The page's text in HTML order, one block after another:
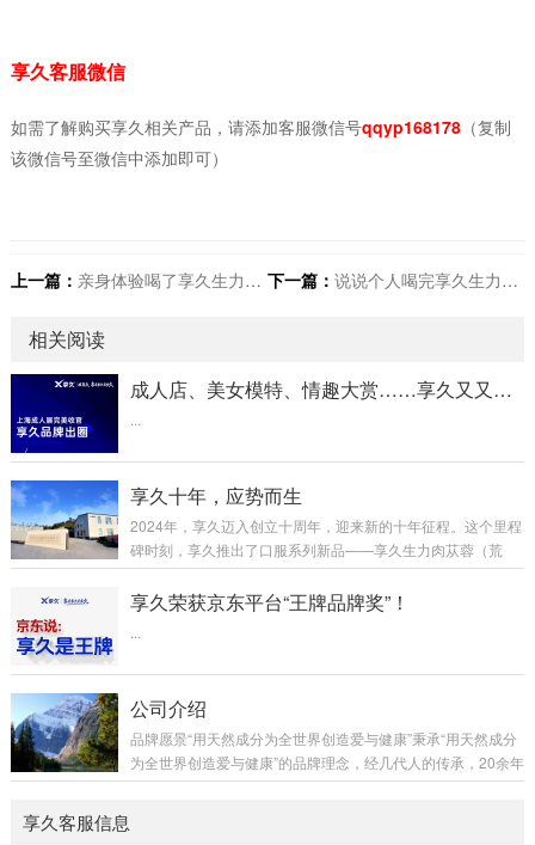
享久客服微信
如需了解购买享久相关产品，请添加客服微信号qqyp168178（复制
该微信号至微信中添加即可）
上一篇： 亲身体验喝了享久生力固体饮料后的真实感觉 下一篇： 说说个人喝完享久生力肉苁蓉荒漠固体饮料后的感受
相关阅读
成人店、美女模特、情趣大赏……享久又又又出圈了！
享久十年，应势而生
2024年，享久迈入创立十周年，迎来新的十年征程。这个里程
碑时刻，享久推出了口服系列新品——享久生力肉苁蓉（荒
漠）固体饮料，以满足市场对健康、安全、高品质产品的需
求。在过去的十年里，享久始终致力于紧跟时代潮流，凭借自
支柱，成功打造了一系列市场需求和消费者期待的优质产品。
产能得到显著提升。从2018年到2023年，...
享久荣获京东平台“王牌品牌奖”！
公司介绍
品牌愿景“用天然成分为全世界创造爱与健康”秉承“用天然成分
为全世界创造爱与健康”的品牌理念，经几代人的传承，20余年
的研发沉淀，以享久外用延时喷剂为代表的享久系列两性健康
无畏”的价值观，用心守护亿万家庭的和谐与幸福。关于享
享久客服信息